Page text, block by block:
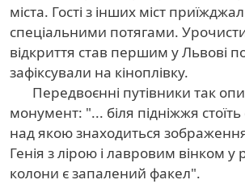
міста. Гості з інших міст
спеціальними потягами.
відкриття став першим у Львові
зафіксували на кіноплівку.
Передвоєнні путівники так
монумент: "... біля підніжжя стоїть
над якою знаходиться
Генія з лірою і лавровим вінком у
колони є запалений факел".